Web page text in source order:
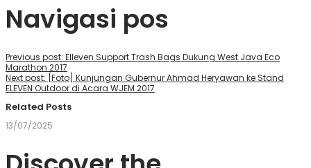
Navigasi pos
Previous post: Elleven Support Trash Bags Dukung West Java Eco
Marathon 2017
Next post: [Foto] Kunjungan Gubernur Ahmad Heryawan ke Stand
ELEVEN Outdoor di Acara WJEM 2017
Related Posts
13/07/2025